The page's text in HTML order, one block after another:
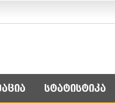
სტატისტიკა